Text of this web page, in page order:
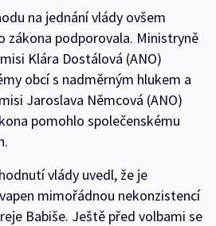
na jednání vlády ovšem
zákona podporovala. Ministryně
Klára Dostálová (ANO)
obcí s nadměrným hlukem a
Jaroslava Němcová (ANO)
pomohlo společenskému
vlády uvedl, že je
mimořádnou nekonzistencí
Babiše. Ještě před volbami se